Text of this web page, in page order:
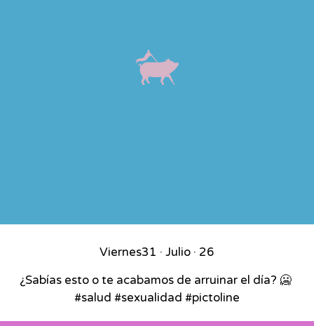
Viernes31 · Julio · 26
¿Sabías esto o te acabamos de arruinar el día? 🥶⁣ ⁣
#salud #sexualidad #pictoline